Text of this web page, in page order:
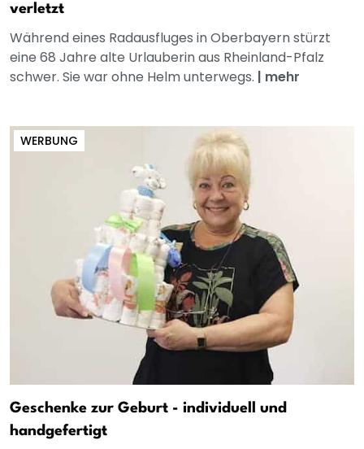
verletzt
Während eines Radausfluges in Oberbayern stürzt
eine 68 Jahre alte Urlauberin aus Rheinland-Pfalz
schwer. Sie war ohne Helm unterwegs. | mehr
WERBUNG
Geschenke zur Geburt - individuell und
handgefertigt